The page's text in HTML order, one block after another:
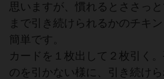
思いますが、慣れるとささっ
まで引き続けられるかのチキ
簡単です。
カードを１枚出して２枚引く
のを引かない様に、引き続けら